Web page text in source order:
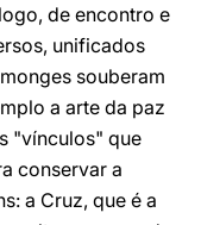
de encontro e
unificados
souberam
a arte da paz
"vínculos" que
conservar a
a Cruz, que é a